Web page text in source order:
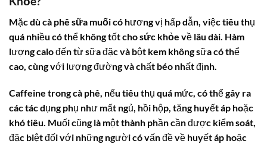
Mặc dù cà phê sữa muốicó hương vị hấp dẫn, việc tiêu thụ
quá nhiều có thể không tốt chosức khỏe về lâu dài. Hàm
lượng calo đến từ sữa đặc và bột kem không sữa có thể
cao, cùng với lượng đường và chất béo nhất định.
Caffeine trong cà phê, nếu tiêu thụ quá mức, có thể gây ra
các tác dụng phụ như mất ngủ, hồi hộp, tăng huyết áp hoặc
khó tiêu. Muối cũng là một thành phần cần được kiểm soát,
đặc biệt đối với những người có vấn đề về huyết áp hoặc